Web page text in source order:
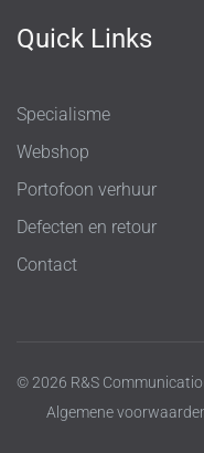
Quick Links
Specialisme
Webshop
Portofoon verhuur
Defecten en retour
Contact
© 2026 R&S
Algemene